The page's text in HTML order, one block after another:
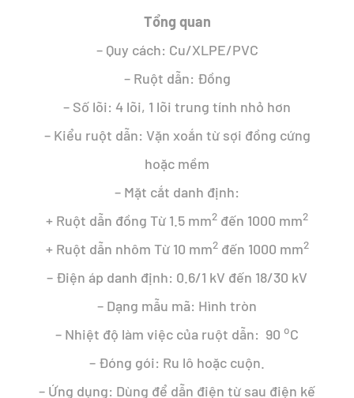
Tổng quan
– Quy cách: Cu/XLPE/PVC
– Ruột dẫn: Đồng
– Số lõi: 4 lõi, 1 lõi trung tính nhỏ hơn
– Kiểu ruột dẫn: Vặn xoắn từ sợi đồng cứng
hoặc mềm
– Mặt cắt danh định:
+ Ruột dẫn đồng Từ 1.5 mm2 đến 1000 mm2
+ Ruột dẫn nhôm Từ 10 mm2đến 1000 mm2
– Điện áp danh định: 0.6/1 kV đến 18/30 kV
– Dạng mẫu mã: Hình tròn
– Nhiệt độ làm việc của ruột dẫn: 90 oC
– Đóng gói: Ru lô hoặc cuộn.
– Ứng dụng: Dùng để dẫn điện từ sau điện kế